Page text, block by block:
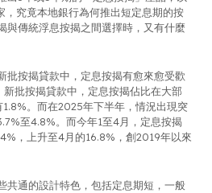
，究竟本地銀行為何推出短定息期的按
與傳統浮息按揭之間選擇時，又有什麼
批按揭貸款中，定息按揭有愈來愈受歡
批按揭貸款中，定息按揭佔比在大部
。而在2025年下半年，情況出現突
至4.8%。而今年1至4月，定息按揭
，上升至4月的16.8%，創2019年以來
共通的設計特色，包括定息期短，一般